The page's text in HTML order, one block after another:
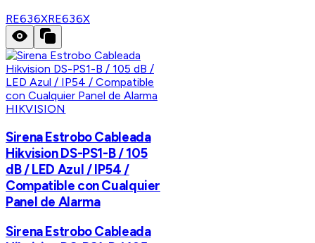
RE636XRE636X
HIKVISION
Sirena Estrobo Cableada
Hikvision DS-PS1-B / 105
dB / LED Azul / IP54 /
Compatible con Cualquier
Panel de Alarma
Sirena Estrobo Cableada